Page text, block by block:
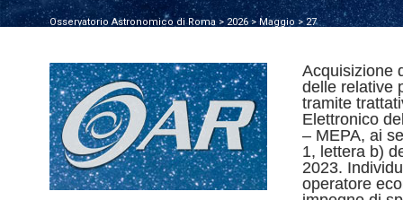
Osservatorio Astronomico di Roma>2026>Maggio>27
Acquisizione
delle relative
tramite
Elettronico
– MEPA, ai
1, lettera b)
2023.
operatore